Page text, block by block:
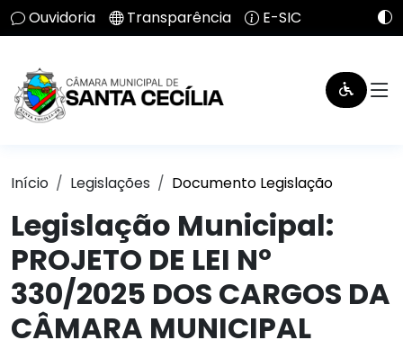
Ouvidoria Transparência E-SIC
Início Legislações Documento Legislação
Legislação Municipal:
PROJETO DE LEI Nº
330/2025 DOS CARGOS DA
CÂMARA MUNICIPAL